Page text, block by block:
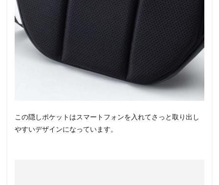
この隠しポケットはスマートフォンを入れてさっと取り出し
やすいデザインになっています。